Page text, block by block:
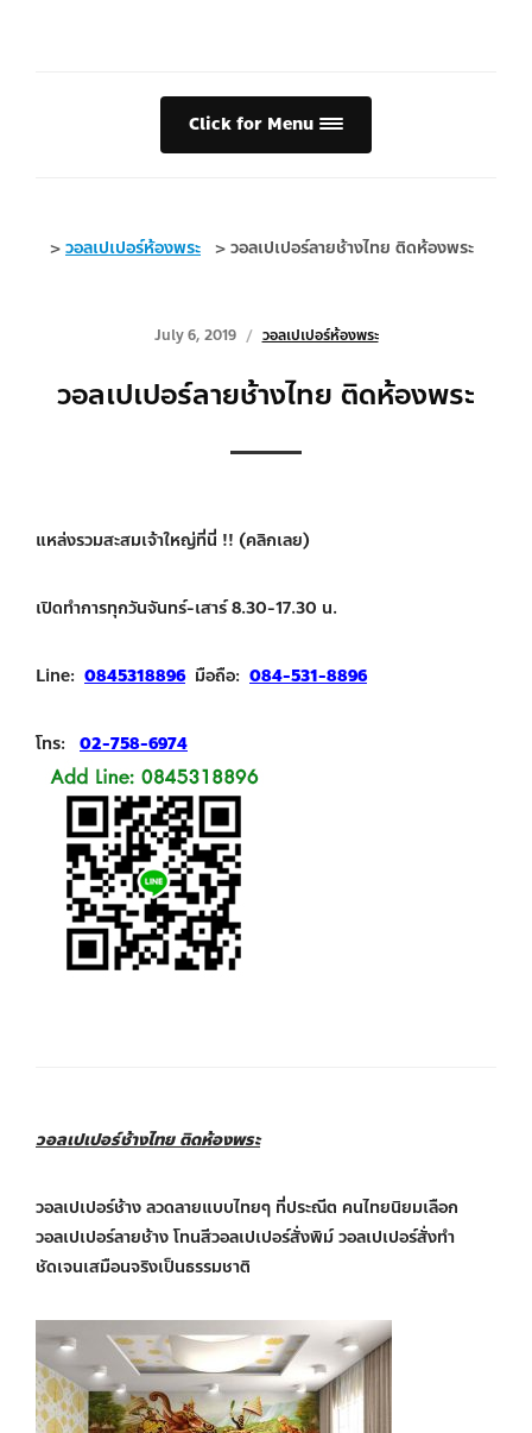
Click for Menu
>วอลเปเปอร์ห้องพระ >วอลเปเปอร์ลายช้างไทย ติดห้องพระ
July 6, 2019 วอลเปเปอร์ห้องพระ
วอลเปเปอร์ลายช้างไทย ติดห้องพระ
แหล่งรวมสะสมเจ้าใหญ่ที่นี่ !! (คลิกเลย)
เปิดทำการทุกวันจันทร์-เสาร์ 8.30-17.30 น.
Line: 0845318896 มือถือ: 084-531-8896
โทร: 02-758-6974
วอลเปเปอร์ช้างไทย ติดห้องพระ
วอลเปเปอร์ช้าง ลวดลายแบบไทยๆ ที่ประณีต คนไทยนิยมเลือก
วอลเปเปอร์ลายช้าง โทนสีวอลเปเปอร์สั่งพิม์ วอลเปเปอร์สั่งทำ
ชัดเจนเสมือนจริงเป็นธรรมชาติ